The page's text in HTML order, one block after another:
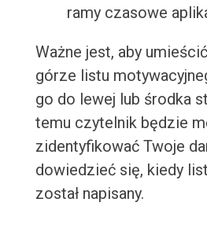
ramy czasowe
Ważne jest, aby
górze listu
go do lewej lub środka
temu czytelnik będzie
zidentyfikować Twoje
dowiedzieć się, kiedy
został napisany.